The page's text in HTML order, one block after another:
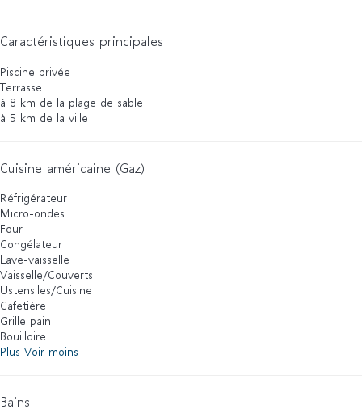
Caractéristiques principales
Piscine privée
Terrasse
à 8 km de la plage de sable
à 5 km de la ville
Cuisine américaine (Gaz)
Réfrigérateur
Micro-ondes
Four
Congélateur
Lave-vaisselle
Vaisselle/Couverts
Ustensiles/Cuisine
Cafetière
Grille pain
Bouilloire
Plus Voir moins
Bains